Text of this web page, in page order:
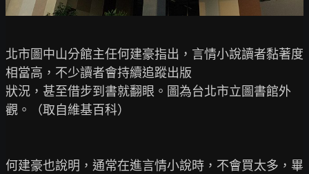
北市圖中山分館主任何建豪指出，言情小說讀者黏著度
相當高，不少讀者會持續追蹤出版
狀況，甚至借步到書就翻眼。圖為台北市立圖書館外
觀。（取自維基百科）
何建豪也說明，通常在進言情小說時，不會買太多，畢